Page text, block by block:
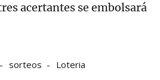
acertantes se embolsará
sorteos Loteria